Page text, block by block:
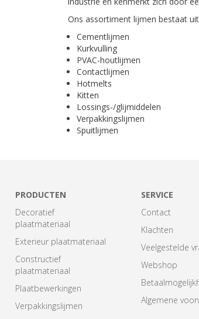
Ons assortiment lijmen bestaat
Cementlijmen
Kurkvulling
PVAC-houtlijmen
Contactlijmen
Hotmelts
Kitten
Lossings-/glijmiddelen
Verpakkingslijmen
Spuitlijmen
PRODUCTEN
Decoratief
plaatmateriaal
Exterieur plaatmateriaal
Constructief
plaatmateriaal
Plaatbewerkingen
Verpakkingslijmen
SERVICE
Contact
Klachten
Veelgestelde
Webshop
Algemene